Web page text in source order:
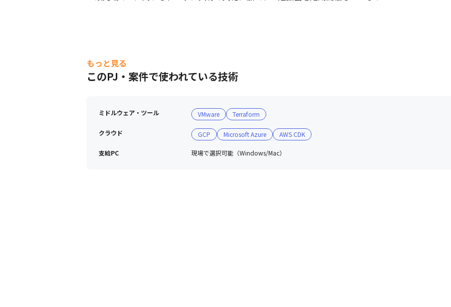
もっと見る
このPJ・案件で使われている技術
ミドルウェア・ツール VMware Terraform
クラウド GCP Microsoft Azure AWS CDK
支給PC 現場で選択可能（Windows/Mac）